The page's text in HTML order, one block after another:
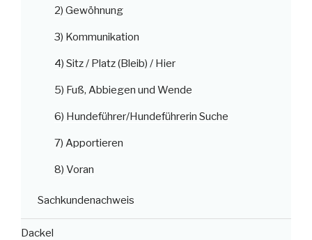
2) Gewöhnung
3) Kommunikation
4) Sitz / Platz (Bleib) / Hier
5) Fuß, Abbiegen und Wende
6) Hundeführer/Hundeführerin Suche
7) Apportieren
8) Voran
Sachkundenachweis
Dackel